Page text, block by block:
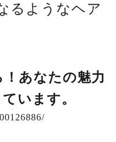
るようなヘア
！あなたの魅力
います。